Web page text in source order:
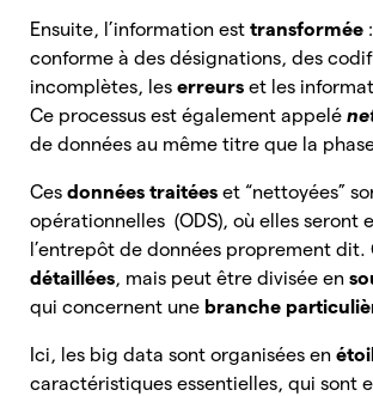
Ensuite, l’information esttransformée
conforme à des désignations, des
incomplètes, leserreurset les
Ce processus est également appelé
de données au même titre que la
Cesdonnées traitéeset “nettoyées”
opérationnelles (ODS), où elles seront
l’entrepôt de données proprement dit.
détaillées, mais peut être divisée en
qui concernent une branche
Ici, les big data sont organisées en
caractéristiques essentielles, qui sont